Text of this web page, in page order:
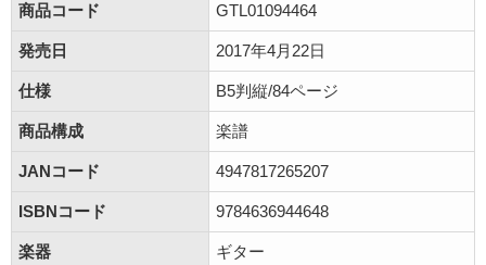
商品コード
GTL01094464
発売日 2017年4月22日
仕様 B5判縦/84ページ
商品構成 楽譜
JANコード 4947817265207
ISBNコード 9784636944648
楽器 ギター